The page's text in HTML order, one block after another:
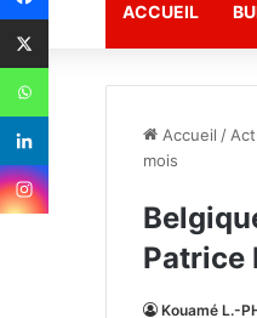
ACCUEIL
Accueil /
mois
Patrice
Kouamé L.-